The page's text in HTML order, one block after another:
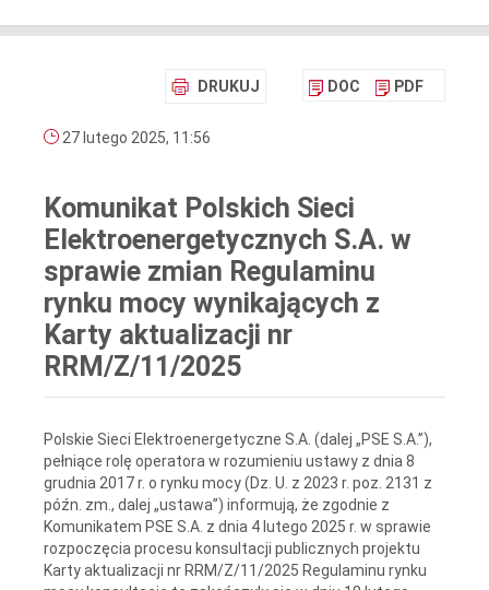
DRUKUJ DOC PDF
27 lutego 2025, 11:56
Komunikat Polskich Sieci
Elektroenergetycznych S.A. w
sprawie zmian Regulaminu
rynku mocy wynikających z
Karty aktualizacji nr
RRM/Z/11/2025
Polskie Sieci Elektroenergetyczne S.A. (dalej „PSE S.A.”),
pełniące rolę operatora w rozumieniu ustawy z dnia 8
grudnia 2017 r. o rynku mocy (Dz. U. z 2023 r. poz. 2131 z
późn. zm., dalej „ustawa”) informują, że zgodnie z
Komunikatem PSE S.A. z dnia 4 lutego 2025 r. w sprawie
rozpoczęcia procesu konsultacji publicznych projektu
Karty aktualizacji nr RRM/Z/11/2025 Regulaminu rynku